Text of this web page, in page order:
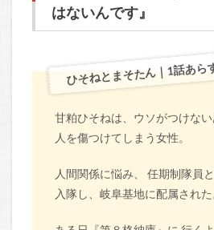
はないんです』
ひそねとまそたん｜1話あら
甘粕ひそねは、ウソがつけな
人を傷つけてしまう女性。
人間関係に悩み、 任期制隊員
入隊し、岐阜基地に配属された